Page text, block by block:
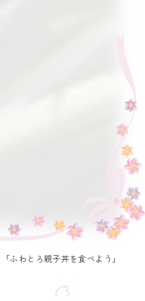
「ふわとろ親子丼を食べよう」